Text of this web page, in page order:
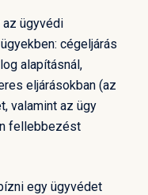
ügyvédi
cégeljárás
alapításnál,
eljárásokban (az
valamint az ügy
fellebbezést
egy ügyvédet